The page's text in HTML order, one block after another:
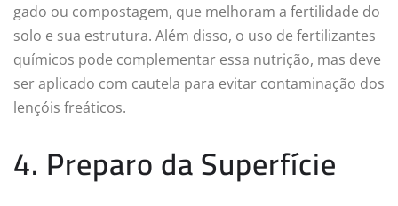
gado ou compostagem, que melhoram a fertilidade do
solo e sua estrutura. Além disso, o uso de fertilizantes
químicos pode complementar essa nutrição, mas deve
ser aplicado com cautela para evitar contaminação dos
lençóis freáticos.
4. Preparo da Superfície